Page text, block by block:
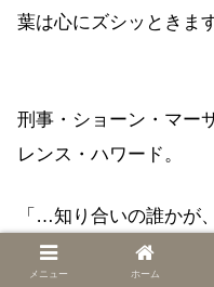
葉は心にズシッときます
刑事・ショーン・マー
レンス・ハワード。
「…知り合いの誰か
え話をするマーサー。
メニュー ホーム